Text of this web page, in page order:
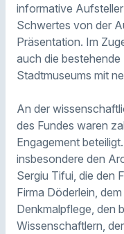
informative
Schwertes von der
Präsentation. Im
auch die
Stadtmuseums mit
An der
des Fundes waren
Engagement
insbesondere den
Sergiu Tifui, die den
Firma Döderlein,
Denkmalpflege, den
Wissenschaftlern,